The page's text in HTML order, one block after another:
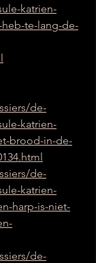
katrien-
te-lang-de-
de-
katrien-
brood-in-de-
de-
katrien-
harp-is-niet-
de-